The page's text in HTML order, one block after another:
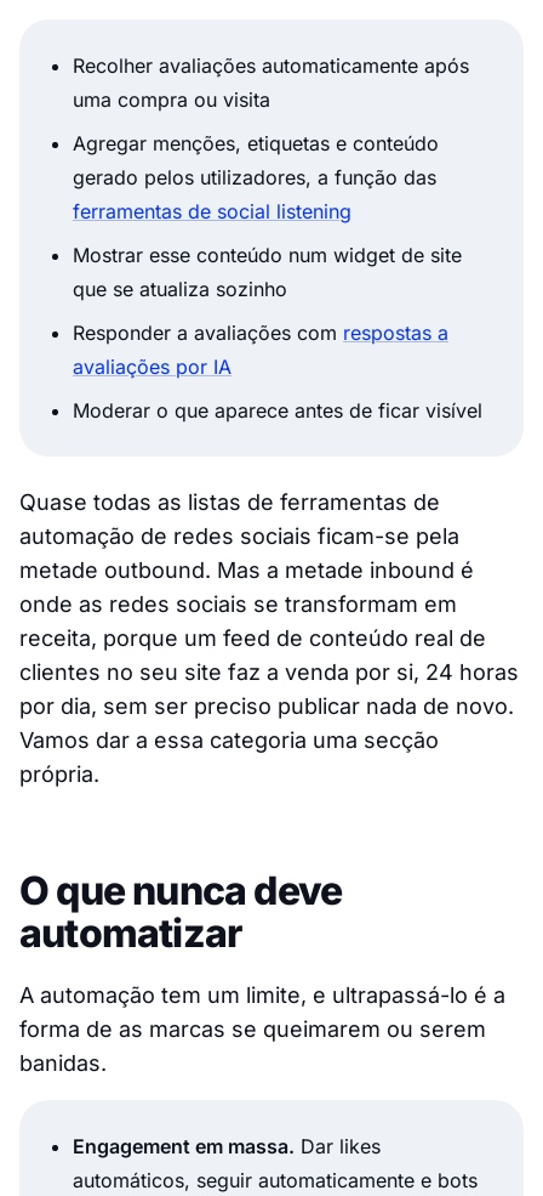
Recolher avaliações automaticamente após
uma compra ou visita
Agregar menções, etiquetas e conteúdo
gerado pelos utilizadores, a função das
ferramentas de social listening
Mostrar esse conteúdo num widget de site
que se atualiza sozinho
Responder a avaliações com respostas a
avaliações por IA
Moderar o que aparece antes de ficar visível
Quase todas as listas de ferramentas de
automação de redes sociais ficam-se pela
metade outbound. Mas a metade inbound é
onde as redes sociais se transformam em
receita, porque um feed de conteúdo real de
clientes no seu site faz a venda por si, 24 horas
por dia, sem ser preciso publicar nada de novo.
Vamos dar a essa categoria uma secção
própria.
O que nunca deve
automatizar
A automação tem um limite, e ultrapassá-lo é a
forma de as marcas se queimarem ou serem
banidas.
Engagement em massa. Dar likes
automáticos, seguir automaticamente e bots